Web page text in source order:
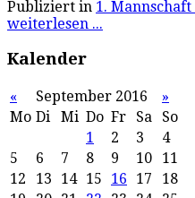
Publiziert in 1.
weiterlesen ...
Kalender
« September 2016
»
Mo Di Mi Do Fr Sa
So
1
2 3
4
5
6 7 8 9 10
11
12
13 14 15 16 17
18